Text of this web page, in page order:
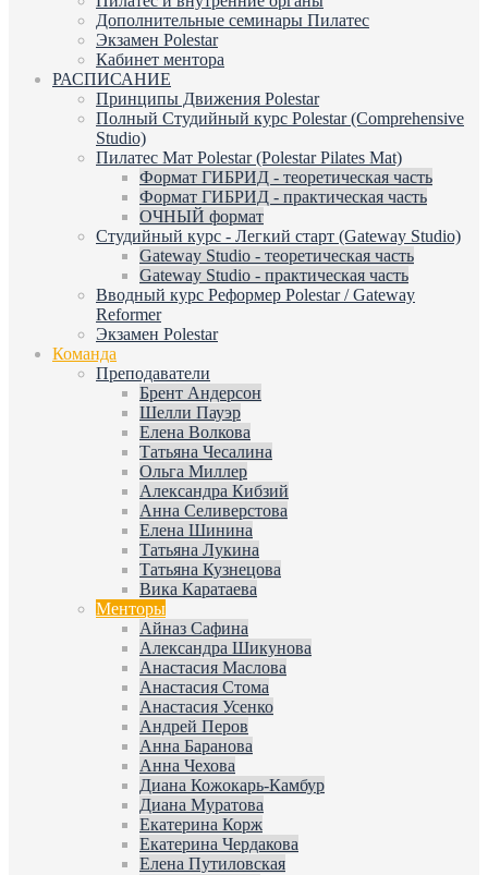
Дополнительные семинары Пилатес
Экзамен Polestar
Кабинет ментора
РАСПИСАНИЕ
Принципы Движения Polestar
Полный Студийный курс Polestar (Comprehensive
Studio)
Пилатес Мат Polestar (Polestar Pilates Mat)
Формат ГИБРИД - теоретическая часть
Формат ГИБРИД - практическая часть
ОЧНЫЙ формат
Студийный курс - Легкий старт (Gateway Studio)
Gateway Studio - теоретическая часть
Gateway Studio - практическая часть
Вводный курс Реформер Polestar / Gateway
Reformer
Экзамен Polestar
Команда
Преподаватели
Брент Андерсон
Шелли Пауэр
Елена Волкова
Татьяна Чесалина
Ольга Миллер
Александра Кибзий
Анна Селиверстова
Елена Шинина
Татьяна Лукина
Татьяна Кузнецова
Вика Каратаева
Менторы
Айназ Сафина
Александра Шикунова
Анастасия Маслова
Анастасия Стома
Анастасия Усенко
Андрей Перов
Анна Баранова
Анна Чехова
Диана Кожокарь-Камбур
Диана Муратова
Екатерина Корж
Екатерина Чердакова
Елена Путиловская